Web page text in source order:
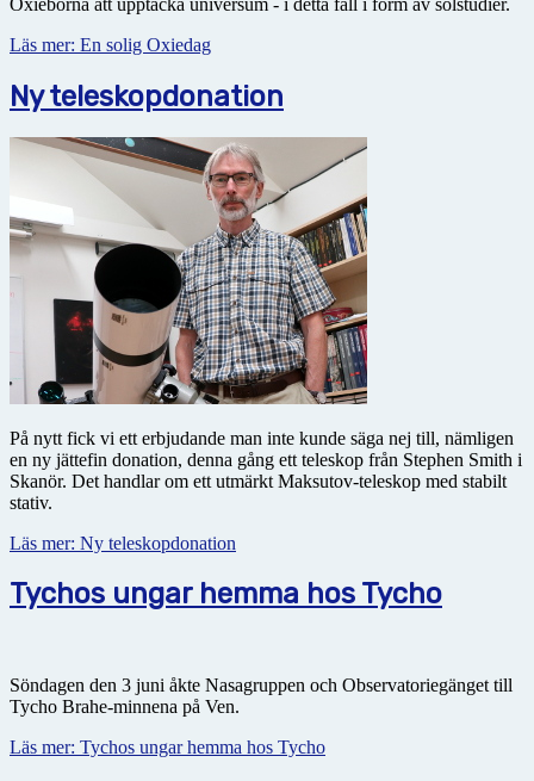
Läs mer: En solig Oxiedag
Ny teleskopdonation
På nytt fick vi ett erbjudande man inte kunde säga nej till, nämligen
en ny jättefin donation, denna gång ett teleskop från Stephen Smith i
Skanör. Det handlar om ett utmärkt Maksutov-teleskop med stabilt
stativ.
Läs mer: Ny teleskopdonation
Tychos ungar hemma hos Tycho
Söndagen den 3 juni åkte Nasagruppen och Observatoriegänget till
Tycho Brahe-minnena på Ven.
Läs mer: Tychos ungar hemma hos Tycho